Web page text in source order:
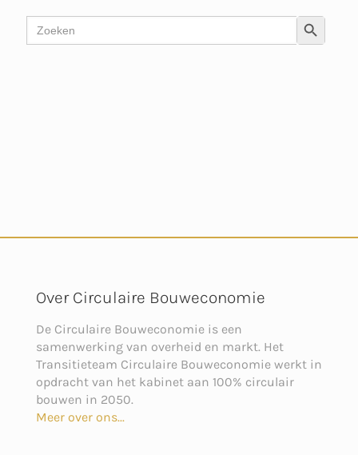
Zoek
naar:
Over Circulaire Bouweconomie
De Circulaire Bouweconomie is een
samenwerking van overheid en markt. Het
Transitieteam Circulaire Bouweconomie werkt in
opdracht van het kabinet aan 100% circulair
bouwen in 2050.
Meer over ons...